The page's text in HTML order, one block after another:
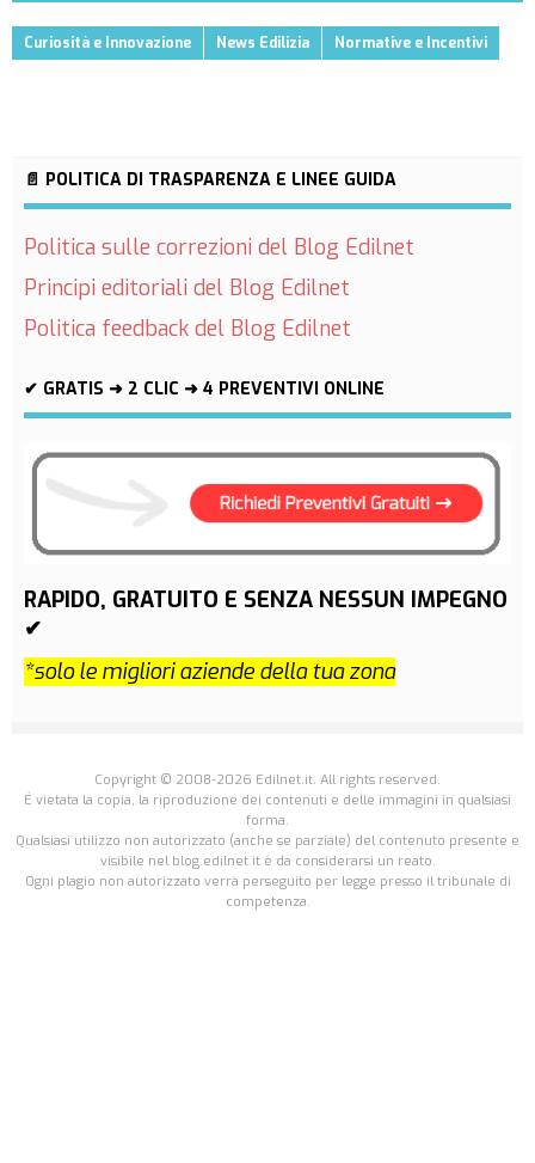
Curiosità e Innovazione News Edilizia Normative e Incentivi
📄 POLITICA DI TRASPARENZA E LINEE GUIDA
Politica sulle correzioni del Blog Edilnet
Principi editoriali del Blog Edilnet
Politica feedback del Blog Edilnet
✔ GRATIS ➜ 2 CLIC ➜ 4 PREVENTIVI ONLINE
RAPIDO, GRATUITO E SENZA NESSUN IMPEGNO
✔
*solo le migliori aziende della tua zona
Copyright © 2008-2026 Edilnet.it. All rights reserved.
É vietata la copia, la riproduzione dei contenuti e delle immagini in qualsiasi
forma.
Qualsiasi utilizzo non autorizzato (anche se parziale) del contenuto presente e
visibile nel blog.edilnet.it è da considerarsi un reato.
Ogni plagio non autorizzato verrà perseguito per legge presso il tribunale di
competenza.